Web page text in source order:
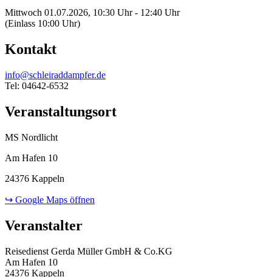
Mittwoch 01.07.2026, 10:30 Uhr - 12:40 Uhr
(Einlass 10:00 Uhr)
Kontakt
info@schleiraddampfer.de
Tel: 04642-6532
Veranstaltungsort
MS Nordlicht
Am Hafen 10
24376 Kappeln
↪ Google Maps öffnen
Veranstalter
Reisedienst Gerda Müller GmbH & Co.KG
Am Hafen 10
24376 Kappeln